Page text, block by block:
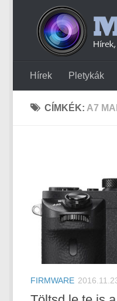
Hírek Pletykák
CÍMKÉK: A7
FIRMWARE